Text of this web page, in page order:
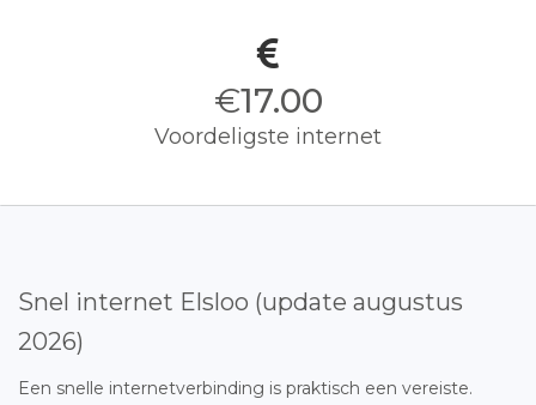
€17.00
Voordeligste internet
Snel internet Elsloo (update augustus
2026)
Een snelle internetverbinding is praktisch een vereiste.